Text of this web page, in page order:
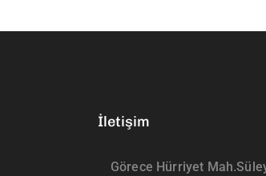
İletişim
Görece Hürriyet